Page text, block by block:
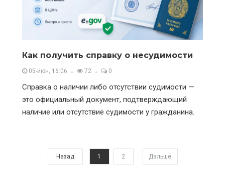
Как получить справку о несудимости
05-июн, 16:06 72 0
Справка о наличии либо отсутствии судимости —
это официальный документ, подтверждающий
наличие или отсутствие судимости у гражданина.
Назад 1 2 Дальше